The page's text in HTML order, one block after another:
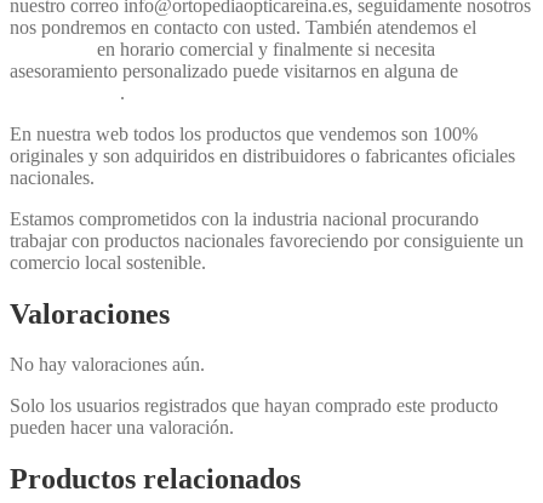
nuestro correo info@ortopediaopticareina.es, seguidamente nosotros
nos pondremos en contacto con usted. También atendemos el
en horario comercial y finalmente si necesita
asesoramiento personalizado puede visitarnos en alguna de
.
En nuestra web todos los productos que vendemos son 100%
originales y son adquiridos en distribuidores o fabricantes oficiales
nacionales.
Estamos comprometidos con la industria nacional procurando
trabajar con productos nacionales favoreciendo por consiguiente un
comercio local sostenible.
Valoraciones
No hay valoraciones aún.
Solo los usuarios registrados que hayan comprado este producto
pueden hacer una valoración.
Productos relacionados